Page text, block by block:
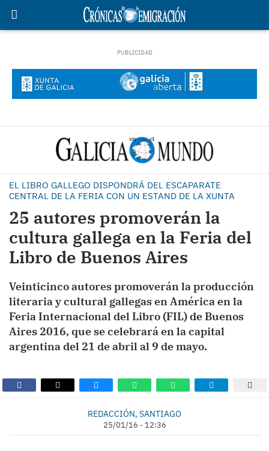
EL LIBRO GALLEGO DISPONDRÁ DEL ESCAPARATE
CENTRAL DE LA FERIA CON UN ESTAND DE LA XUNTA
25 autores promoverán la
cultura gallega en la Feria del
Libro de Buenos Aires
Veinticinco autores promoverán la producción
literaria y cultural gallegas en América en la
Feria Internacional del Libro (FIL) de Buenos
Aires 2016, que se celebrará en la capital
argentina del 21 de abril al 9 de mayo.
REDACCIÓN, SANTIAGO
25/01/16 - 12:36